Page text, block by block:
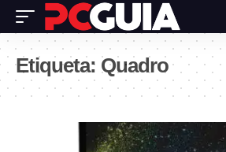
Etiqueta: Quadro